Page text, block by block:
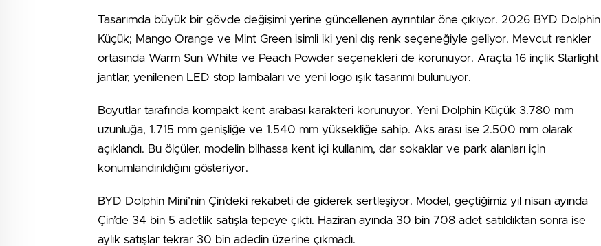
Tasarımda büyük bir gövde değişimi yerine güncellenen ayrıntılar öne çıkıyor. 2026 BYD Dolphin
Küçük; Mango Orange ve Mint Green isimli iki yeni dış renk seçeneğiyle geliyor. Mevcut renkler
ortasında Warm Sun White ve Peach Powder seçenekleri de korunuyor. Araçta 16 inçlik Starlight
jantlar, yenilenen LED stop lambaları ve yeni logo ışık tasarımı bulunuyor.
Boyutlar tarafında kompakt kent arabası karakteri korunuyor. Yeni Dolphin Küçük 3.780 mm
uzunluğa, 1.715 mm genişliğe ve 1.540 mm yüksekliğe sahip. Aks arası ise 2.500 mm olarak
açıklandı. Bu ölçüler, modelin bilhassa kent içi kullanım, dar sokaklar ve park alanları için
konumlandırıldığını gösteriyor.
BYD Dolphin Mini’nin Çin’deki rekabeti de giderek sertleşiyor. Model, geçtiğimiz yıl nisan ayında
Çin’de 34 bin 5 adetlik satışla tepeye çıktı. Haziran ayında 30 bin 708 adet satıldıktan sonra ise
aylık satışlar tekrar 30 bin adedin üzerine çıkmadı.